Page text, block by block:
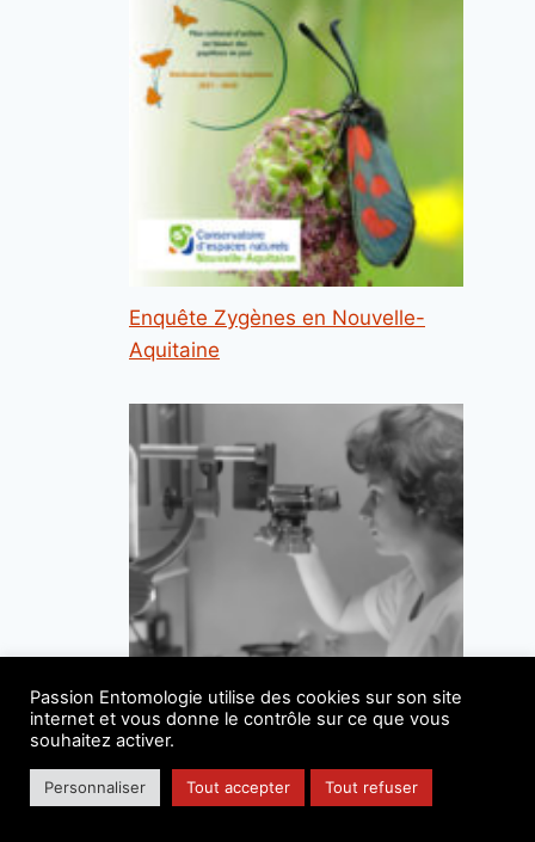
Enquête Zygènes en Nouvelle-
Aquitaine
Borréliose de Lyme : le retour du
Dr Knock
Passion Entomologie utilise des cookies sur son site
internet et vous donne le contrôle sur ce que vous
souhaitez activer.
Personnaliser Tout accepter Tout refuser